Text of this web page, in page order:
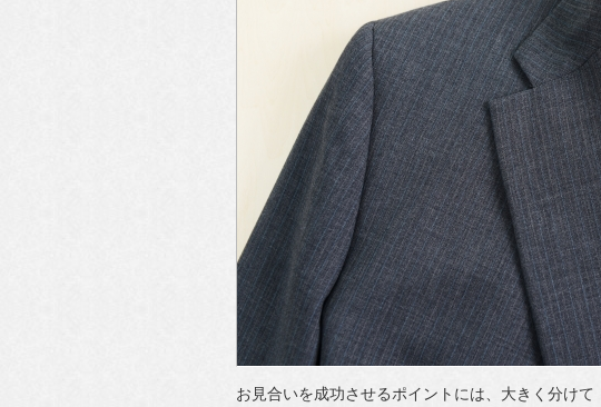
お見合いを成功させるポイントには、大きく分けて